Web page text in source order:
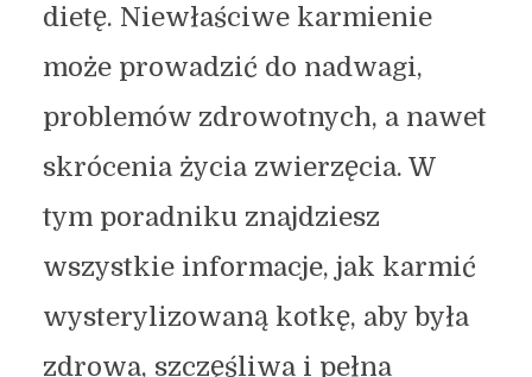
dietę. Niewłaściwe karmienie
może prowadzić do nadwagi,
problemów zdrowotnych, a nawet
skrócenia życia zwierzęcia. W
tym poradniku znajdziesz
wszystkie informacje, jak karmić
wysterylizowaną kotkę, aby była
zdrowa, szczęśliwa i pełna